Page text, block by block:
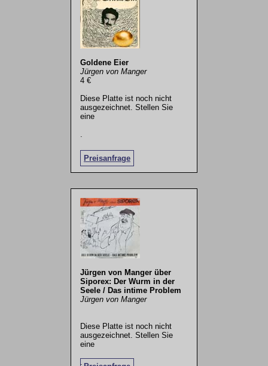
Goldene Eier
Jürgen von Manger
4 €
Diese Platte ist noch nicht
ausgezeichnet. Stellen Sie
eine
Preisanfrage
Jürgen von Manger über
Siporex: Der Wurm in der
Seele / Das intime Problem
Jürgen von Manger
Diese Platte ist noch nicht
ausgezeichnet. Stellen Sie
eine
.